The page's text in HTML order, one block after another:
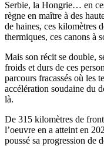
Serbie, la Hongrie… en
règne en maître à des
de haines, ces kilomètres
thermiques, ces canons à
Mais son récit se double,
froids et durs de ces
parcours fracassés où les
accélération soudaine du
là.
De 315 kilomètres de
l’oeuvre en a atteint en
poussé sa progression de